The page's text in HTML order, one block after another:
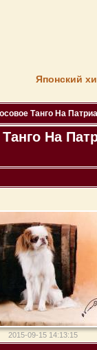
Японский
Танго На
На
2015-09-15 14:13:15